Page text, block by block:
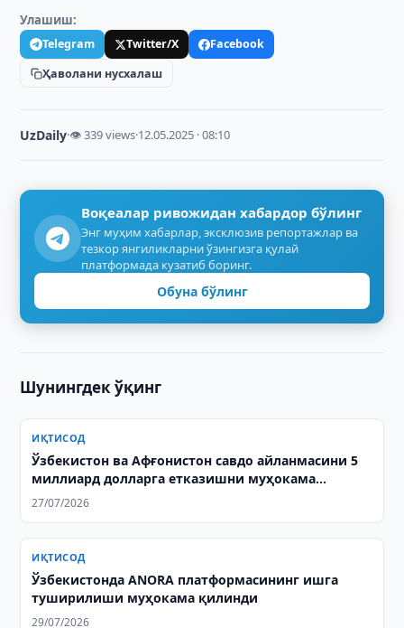
Улашиш:
Telegram Twitter/X
Facebook
Ҳаволани нусхалаш
UzDaily·👁 339 views·12.05.2025 · 08:10
Воқеалар ривожидан хабардор бўлинг
Энг муҳим хабарлар, эксклюзив репортажлар ва
тезкор янгиликларни ўзингизга қулай
платформада кузатиб боринг.
Обуна бўлинг
Шунингдек ўқинг
ИҚТИСОД
Ўзбекистон ва Афғонистон савдо айланмасини 5
миллиард долларга етказишни муҳокама
қилишди
27/07/2026
ИҚТИСОД
Ўзбекистонда ANORA платформасининг ишга
туширилиши муҳокама қилинди
29/07/2026